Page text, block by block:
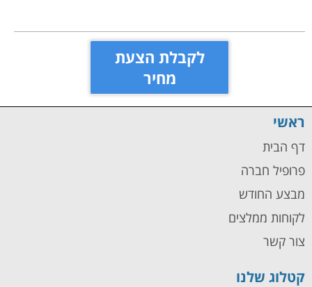
לקבלת הצעת
מחיר
ראשי
דף הבית
פרופיל חברה
מבצע החודש
לקוחות ממלצים
צור קשר
קטלוג שלנו